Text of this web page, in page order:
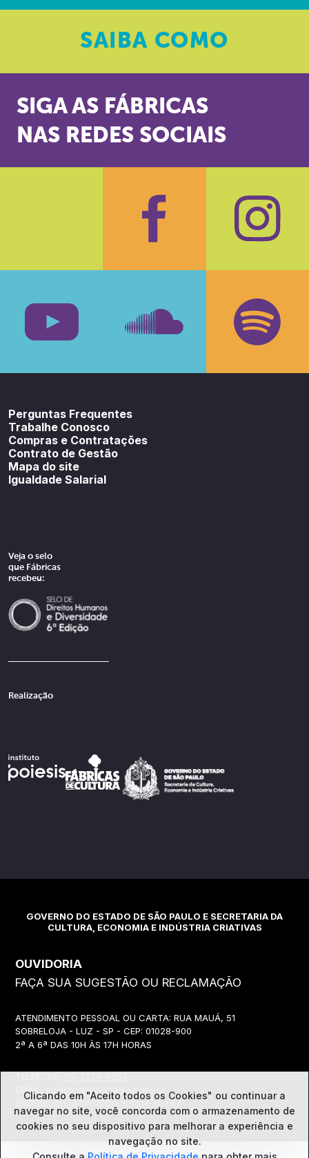
SAIBA COMO
SIGA AS FÁBRICAS
NAS REDES SOCIAIS
Facebook
Perguntas Frequentes
Trabalhe Conosco
Compras e Contratações
Contrato de Gestão
Mapa do site
Igualdade Salarial
Veja o selo
que Fábricas
recebeu:
Realização
GOVERNO DO ESTADO DE SÃO PAULO E SECRETARIA DA
CULTURA, ECONOMIA E INDÚSTRIA CRIATIVAS
OUVIDORIA
FAÇA SUA SUGESTÃO OU RECLAMAÇÃO
ATENDIMENTO PESSOAL OU CARTA: RUA MAUÁ, 51
SOBRELOJA - LUZ - SP - CEP: 01028-900
2ª A 6ª DAS 10H ÀS 17H HORAS
EMAIL:
ouvidoria@cultura.sp.gov.br
ENDEREÇO ELETRÔNICO: clique abaixo
Clicando em "Aceito todos os Cookies" ou continuar a
navegar no site, você concorda com o armazenamento de
cookies no seu dispositivo para melhorar a experiência e
navegação no site.